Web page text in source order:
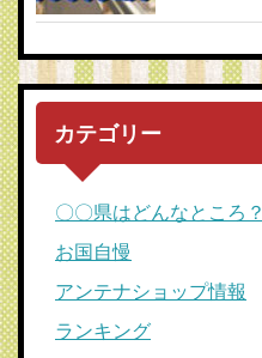
カテゴリー
〇〇県はどんなところ？
お国自慢
アンテナショップ情報
ランキング